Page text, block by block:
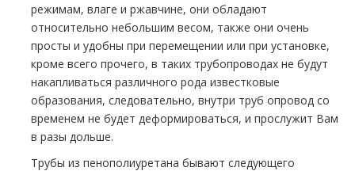
режимам, влаге и ржавчине, они обладают
относительно небольшим весом, также они очень
просты и удобны при перемещении или при установке,
кроме всего прочего, в таких тpубопроводах не будут
накапливаться различного рода известковые
образования, следовательно, внутри тpуб опровод со
временем не будет деформироваться, и прослужит Вам
в разы дольше.
Трубы из пенополиуретана бывают следующего